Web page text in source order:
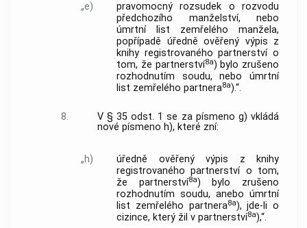
„e)
pravomocný rozsudek o rozvodu
předchozího manželství, nebo
úmrtní list zemřelého manžela,
popřípadě úředně ověřený výpis z
knihy registrovaného partnerství o
tom, že partnerství8a) bylo zrušeno
rozhodnutím soudu, nebo úmrtní
list zemřelého partnera8a).“.
8.
V § 35 odst. 1 se za písmeno g) vkládá
nové písmeno h), které zní:
„h)
úředně ověřený výpis z knihy
registrovaného partnerství o tom,
že partnerství8a) bylo zrušeno
rozhodnutím soudu, anebo úmrtní
list zemřelého partnera8a), jde-li o
cizince, který žil v partnerství8a),“.